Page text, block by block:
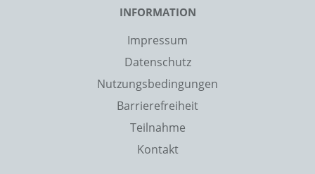
INFORMATION
Impressum
Datenschutz
Nutzungsbedingungen
Barrierefreiheit
Teilnahme
Kontakt